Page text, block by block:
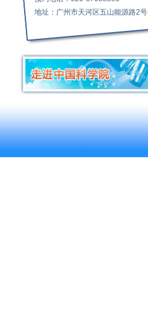
地址：广州市天河区五山能源路2号